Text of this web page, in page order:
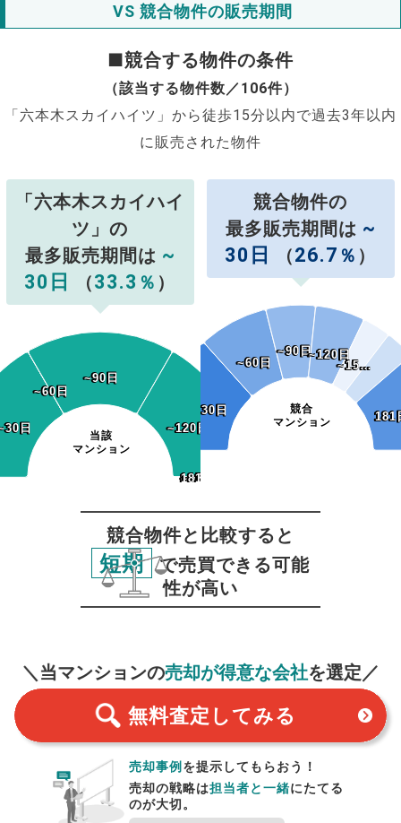
VS 競合物件の販売期間
■競合する物件の条件
（該当する物件数／106件）
「六本木スカイハイツ」から徒歩15分以内で過去3年以内
に販売された物件
「六本木スカイハイ
ツ」の
最多販売期間は ~
30日
（33.3 ％ ）
当該
マンション
日
日
~60日
~60日
~90日
~90日
~120日
~120日
~150日
~150日
~180日
~180日
181日~
181日~
競合物件の
最多販売期間は ~
30日
（26.7 ％ ）
競合
マンション
~30日
~30日
~60日
~60日
~90日
~90日~120日
~120日
~15…
~15…
181
181
競合物件と比較すると
短期
で売買できる可能
性が高い
＼当マンションの売却が得意な会社を選定／
無料査定 してみる
売却事例を提示してもらおう！
売却の戦略は担当者と一緒にたてる
のが大切。